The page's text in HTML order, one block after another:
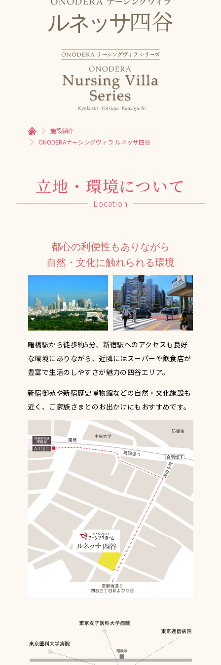
ルネッサ四谷
施設紹介
ONODERAナーシングヴィラ ルネッサ四谷
立地・環境について
Location
都心の利便性もありながら
自然・文化に触れられる環境
曙橋駅から徒歩約5分、新宿駅へのアクセスも良好
な環境にありながら、近隣にはスーパーや飲食店が
豊富で生活のしやすさが魅力の四谷エリア。
新宿御苑や新宿歴史博物館などの自然・文化施設も
近く、ご家族さまとのお出かけにもおすすめです。